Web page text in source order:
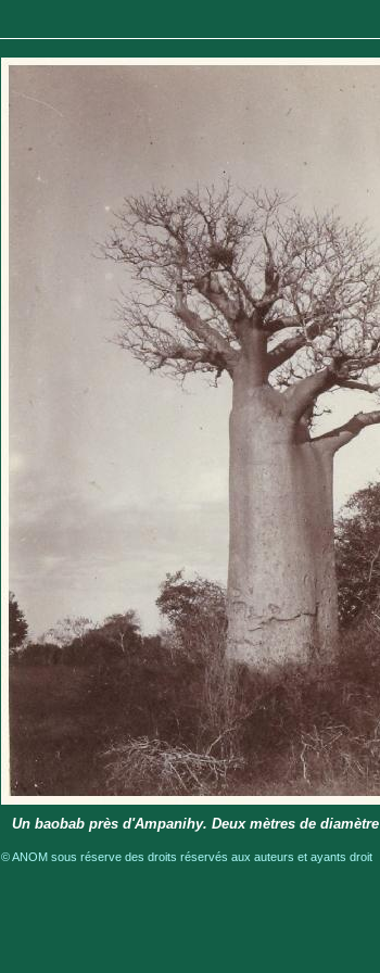
Un baobab près d'Ampanihy. Deux mètres de diamètre
© ANOM sous réserve des droits réservés aux auteurs et ayants droit